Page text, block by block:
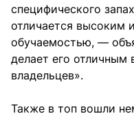
специфического
отличается высоким
обучаемостью, —
делает его
владельцев».
Также в топ вошли